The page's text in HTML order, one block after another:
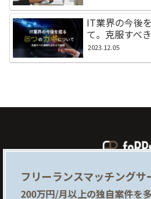
IT業界の今後
て。克服すべ
2023.12.05
foRProとは
提携サイト
フリーランスマッチングサ
200万円/月以上の独自案件を